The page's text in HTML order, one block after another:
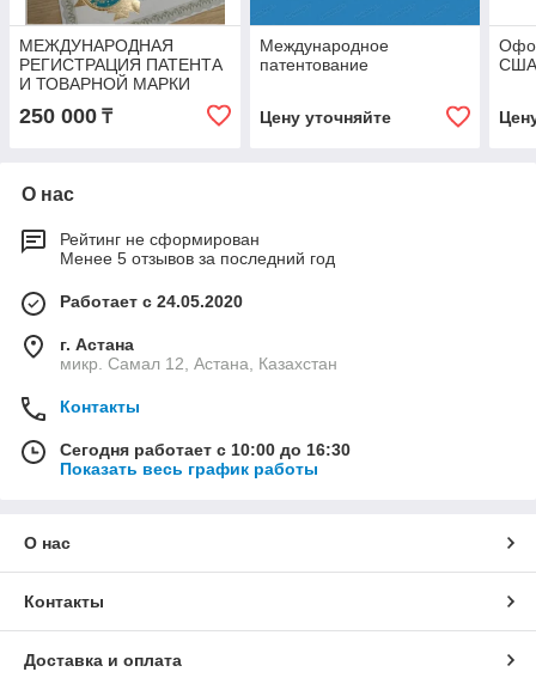
МЕЖДУНАРОДНАЯ
РЕГИСТРАЦИЯ ПАТЕНТА
И ТОВАРНОЙ МАРКИ
250 000 ₸
Международное
патентование
Цену уточняйте
О нас
Рейтинг не сформирован
Менее 5 отзывов за последний год
Работает с 24.05.2020
г. Астана
микр. Самал 12, Астана, Казахстан
Контакты
Сегодня работает с 10:00 до 16:30
Показать весь график работы
О нас
Контакты
Доставка и оплата